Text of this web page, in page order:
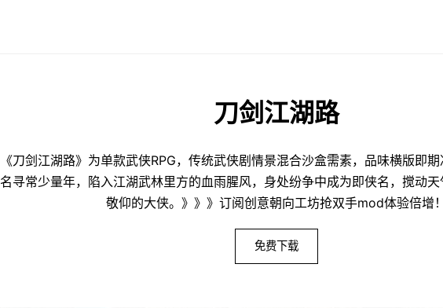
刀剑江湖路
《刀剑江湖路》为单款武侠RPG，传统武侠剧情景混合沙盒需素，品味横版即
名寻常少量年，陷入江湖武林里方的血雨腥风，身处纷争中成为即侠名，搅动
敬仰的大侠。》》》订阅创意朝向工坊抢双手mod体验倍增！
免费下载